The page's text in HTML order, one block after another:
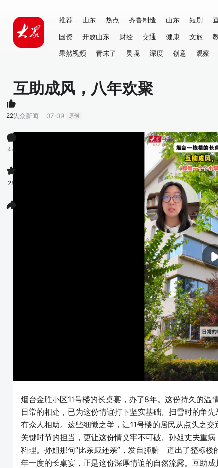
推荐 山东 热点 齐鲁制造 山东 短剧
国资
开放山东 财经 交通 健康 文旅
果然视频
青未了 灵境 深度 创意 观察
互助成风，八年欢聚
大众新闻 07-09 原创
烟台金胜小区11号楼的长桌宴，办了8年。这份持久的温
日常的相处，已为这份情谊打下坚实基础。扫雪时的争
有众人相助。这些细微之举，让11号楼的居民从点头之
关键时节的担当，更让这份情义牢不可破。孙姐丈夫重
料理。孙姐那句“比亲戚还亲”，发自肺腑，道出了整栋
年一度的长桌宴，正是这份深厚情谊的自然流露。互助
221
44
28